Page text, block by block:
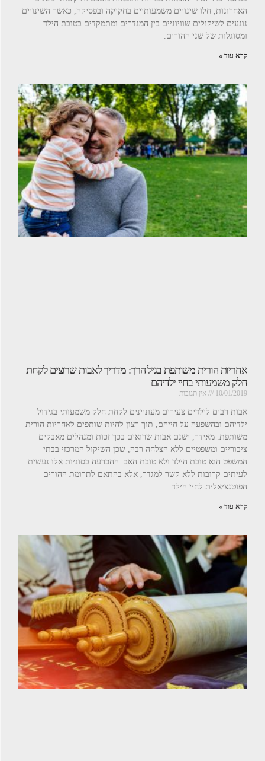
האחרונות, חלו שינויים משמעותיים בחקיקה ובפסיקה, כאשר השינויים
נוגעים לשיקולים שוויוניים בין המגדרים ומתמקדים בטובת הילד
ומסוגלות של שני ההורים.
קרא עוד »
אחריות הורית משותפת בגיל הרך: מדריך לאבות שרוצים לקחת
חלק משמעותי בחיי ילדיהם
10/01/2019 אין תגובות
אבות רבים לילדים צעירים מעוניינים לקחת חלק משמעותי בגידול
ילדיהם ובהשפעה על חייהם, תוך רצון להיות שותפים לאחריות הורית
משותפת. מאידך, ישנם אבות שרואים בכך זכות ומנהלים מאבקים
ציבוריים ומשפטיים ללא הצלחה רבה, שכן השיקול המרכזי בבתי
המשפט הוא טובת הילד ולא טובת האב. ההכרעה בסוגיות אלו נעשית
לעיתים קרובות ללא קשר למגדר, אלא בהתאם לתרומת ההורים
הפוטנציאלית לחיי הילד.
קרא עוד »